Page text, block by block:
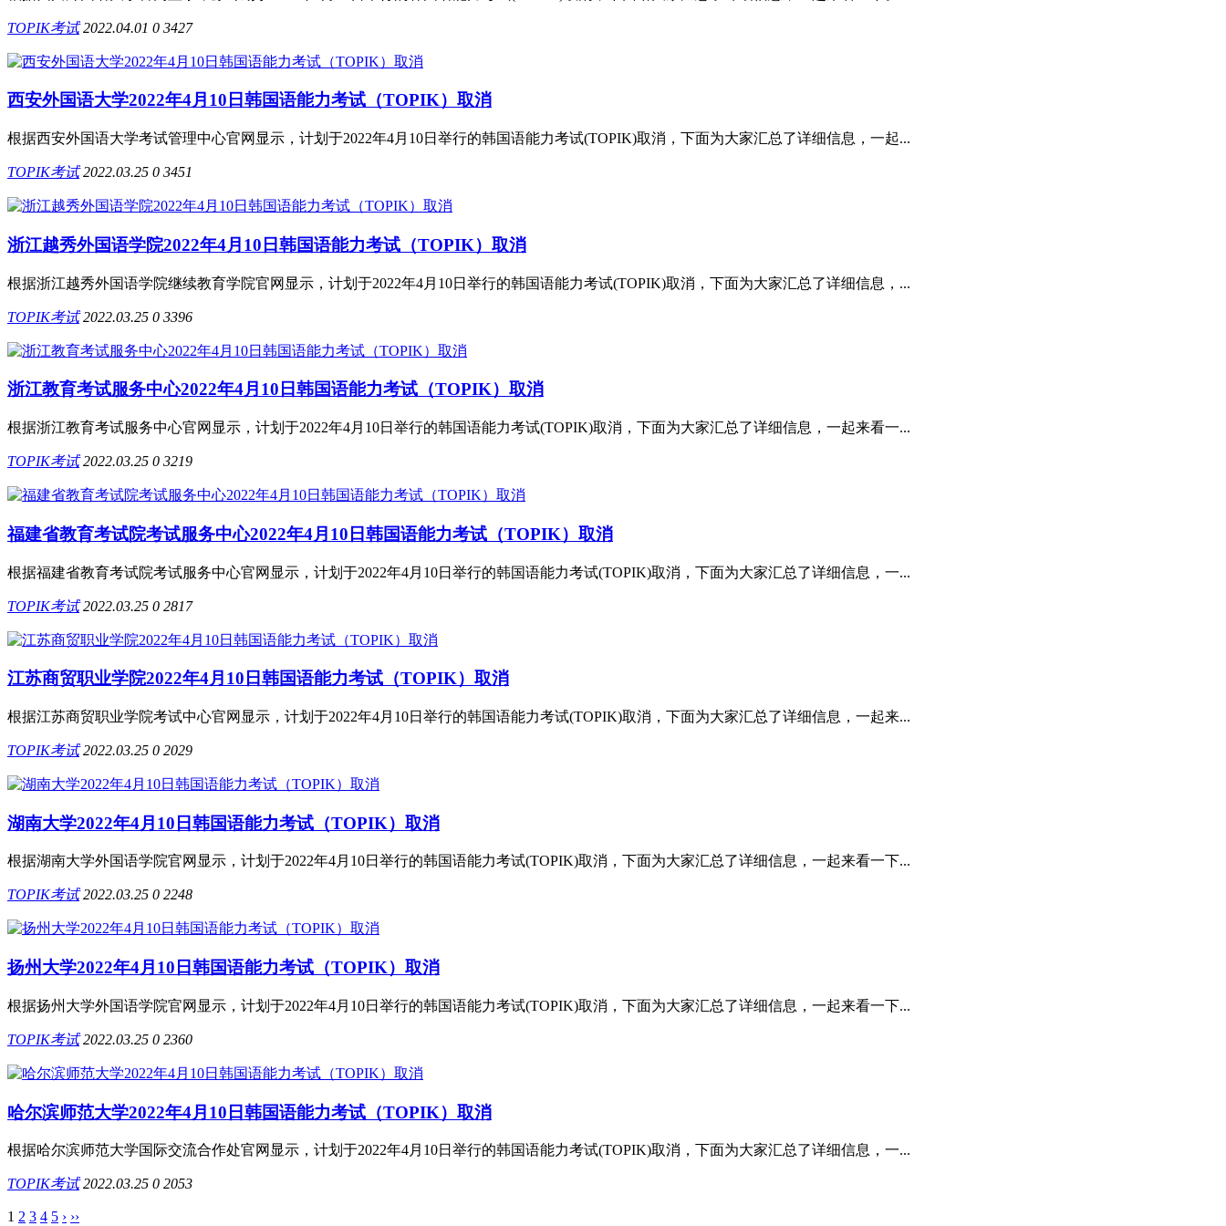
TOPIK考试 2022.04.01 0 3427
西安外国语大学2022年4月10日韩国语能力考试（TOPIK）取消
根据西安外国语大学考试管理中心官网显示，计划于2022年4月10日举行的韩国语能力考试(TOPIK)取消，下面为大家汇总了详细信息，一起...
TOPIK考试 2022.03.25 0 3451
浙江越秀外国语学院2022年4月10日韩国语能力考试（TOPIK）取消
根据浙江越秀外国语学院继续教育学院官网显示，计划于2022年4月10日举行的韩国语能力考试(TOPIK)取消，下面为大家汇总了详细信息，...
TOPIK考试 2022.03.25 0 3396
浙江教育考试服务中心2022年4月10日韩国语能力考试（TOPIK）取消
根据浙江教育考试服务中心官网显示，计划于2022年4月10日举行的韩国语能力考试(TOPIK)取消，下面为大家汇总了详细信息，一起来看一...
TOPIK考试 2022.03.25 0 3219
福建省教育考试院考试服务中心2022年4月10日韩国语能力考试（TOPIK）取消
根据福建省教育考试院考试服务中心官网显示，计划于2022年4月10日举行的韩国语能力考试(TOPIK)取消，下面为大家汇总了详细信息，一...
TOPIK考试 2022.03.25 0 2817
江苏商贸职业学院2022年4月10日韩国语能力考试（TOPIK）取消
根据江苏商贸职业学院考试中心官网显示，计划于2022年4月10日举行的韩国语能力考试(TOPIK)取消，下面为大家汇总了详细信息，一起来...
TOPIK考试 2022.03.25 0 2029
湖南大学2022年4月10日韩国语能力考试（TOPIK）取消
根据湖南大学外国语学院官网显示，计划于2022年4月10日举行的韩国语能力考试(TOPIK)取消，下面为大家汇总了详细信息，一起来看一下...
TOPIK考试 2022.03.25 0 2248
扬州大学2022年4月10日韩国语能力考试（TOPIK）取消
根据扬州大学外国语学院官网显示，计划于2022年4月10日举行的韩国语能力考试(TOPIK)取消，下面为大家汇总了详细信息，一起来看一下...
TOPIK考试 2022.03.25 0 2360
哈尔滨师范大学2022年4月10日韩国语能力考试（TOPIK）取消
根据哈尔滨师范大学国际交流合作处官网显示，计划于2022年4月10日举行的韩国语能力考试(TOPIK)取消，下面为大家汇总了详细信息，一...
TOPIK考试 2022.03.25 0 2053
1 2 3 4 5 › ››